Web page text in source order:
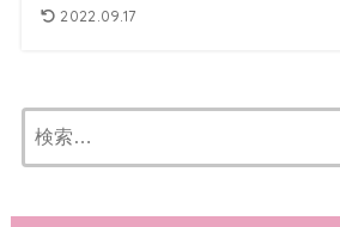
2022.09.17
索: